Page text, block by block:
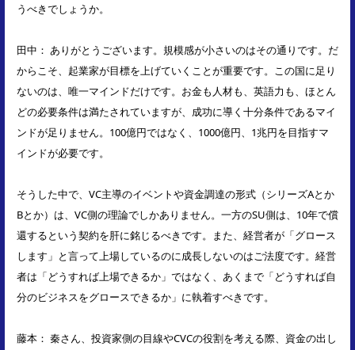
うべきでしょうか。
田中： ありがとうございます。規模感が小さいのはその通りです。だ
からこそ、起業家が目標を上げていくことが重要です。この国に足り
ないのは、唯一マインドだけです。お金も人材も、英語力も、ほとん
どの必要条件は満たされていますが、成功に導く十分条件であるマイ
ンドが足りません。100億円ではなく、1000億円、1兆円を目指すマ
インドが必要です。
そうした中で、VC主導のイベントや資金調達の形式（シリーズAとか
Bとか）は、VC側の理論でしかありません。一方のSU側は、10年で償
還するという契約を肝に銘じるべきです。また、経営者が「グロース
します」と言って上場しているのに成長しないのはご法度です。経営
者は「どうすれば上場できるか」ではなく、あくまで「どうすれば自
分のビジネスをグロースできるか」に執着すべきです。
藤本： 秦さん、投資家側の目線やCVCの役割を考える際、資金の出し